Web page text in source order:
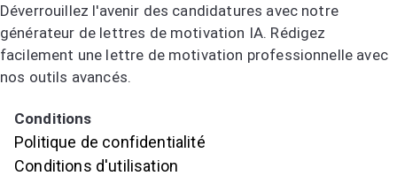
Déverrouillez l'avenir des candidatures avec notre
générateur de lettres de motivation IA. Rédigez
facilement une lettre de motivation professionnelle avec
nos outils avancés.
Conditions
Politique de confidentialité
Conditions d'utilisation